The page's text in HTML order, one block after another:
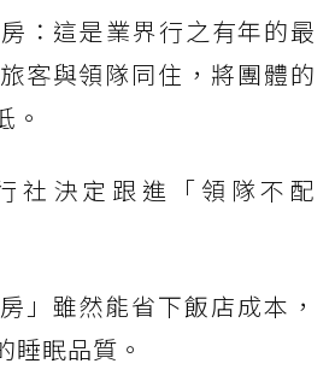
：這是業界行之有年的最
客與領隊同住，將團體的
。
社決定跟進「領隊不配
」雖然能省下飯店成本，
睡眠品質。